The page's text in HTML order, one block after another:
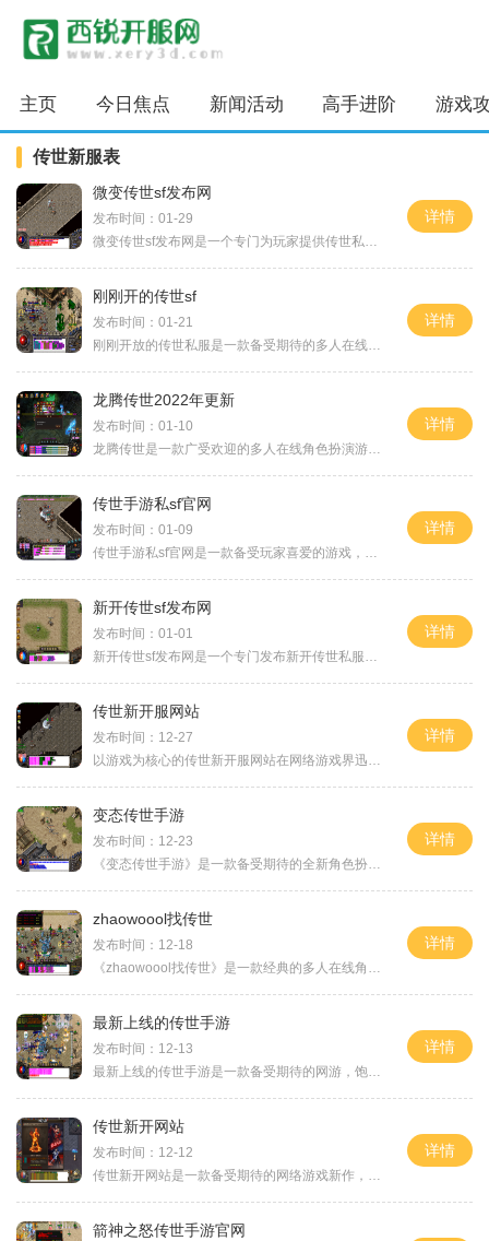
主页 今日焦点 新闻活动 高手进阶 游戏
传世新服表
微变传世sf发布网
发布时间：01-29
微变传世sf发布网是一个专门为玩家提供传世私服游戏的网站。传世私服是指第一部真正意义上的网络游戏《传奇》的非官方版本，由私人或者团队独立开发和运营。微变传世sf发布网致
详情
刚刚开的传世sf
发布时间：01-21
刚刚开放的传世私服是一款备受期待的多人在线角色扮演游戏。作为传世系列的续作，这款游戏完美保留了传世的经典元素，并在此基础上进行了许多创新与改进。无论是那些热爱传世
详情
龙腾传世2022年更新
发布时间：01-10
龙腾传世是一款广受欢迎的多人在线角色扮演游戏，最新版本在2022年进行了一次全面更新。在这次更新中，游戏引入了许多令人兴奋的新元素和玩法，为玩家们带来了更多的乐趣和挑战
详情
传世手游私sf官网
发布时间：01-09
传世手游私sf官网是一款备受玩家喜爱的游戏，以其精美的画面、丰富的玩法和刺激的战斗场景而闻名于世。游戏中拥有多个职业可供选择，玩家可以自由选择自己喜欢的职业，展开一场
详情
新开传世sf发布网
发布时间：01-01
新开传世sf发布网是一个专门发布新开传世私服信息的网站。传世私服作为一款经典的多人在线角色扮演游戏，一直以来都备受玩家的喜爱。通过新开传世sf发布网，玩家可以及时了解到
详情
传世新开服网站
发布时间：12-27
以游戏为核心的传世新开服网站在网络游戏界迅速崛起，为广大玩家提供了一个全新的游戏体验。这些新开服网站不断创新与进化，为玩家带来更加刺激、多样化的玩法和游戏体验。我
详情
变态传世手游
发布时间：12-23
《变态传世手游》是一款备受期待的全新角色扮演手游。该游戏基于知名端游《传世》改编而成，忠实还原了原作的经典玩法和情节，玩家可以在手机上尽情享受各种刺激战斗，感受到
详情
zhaowoool找传世
发布时间：12-18
《zhaowoool找传世》是一款经典的多人在线角色扮演游戏，以其精美的画面、丰富的剧情和刺激的玩法而备受玩家喜爱玩家将扮演不同的角色，与其他玩家一起探索一个奇幻的世界，完成
详情
最新上线的传世手游
发布时间：12-13
最新上线的传世手游是一款备受期待的网游，饱含了经典传世元素，为玩家们呈现了一场充满传奇色彩的冒险之旅。游戏以精美的画面、刺激的战斗和丰富的玩法著称，让玩家们能够体
详情
传世新开网站
发布时间：12-12
传世新开网站是一款备受期待的网络游戏新作，该游戏以其精美的画面和华丽的技能效果吸引了众多玩家的关注。在传世新开网站中，玩家可以选择不同的职业来进行游戏，并且还有丰
详情
箭神之怒传世手游官网